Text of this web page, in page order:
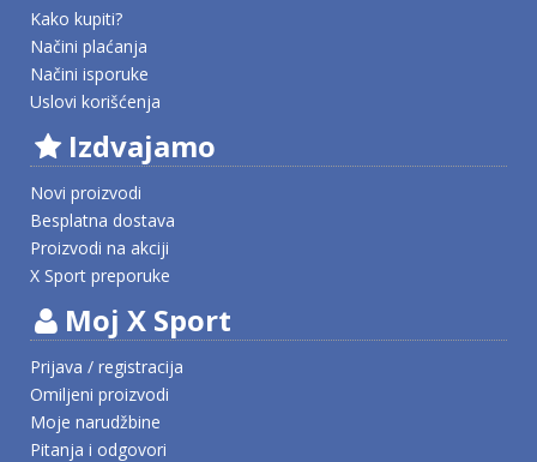
Kako kupiti?
Načini plaćanja
Načini isporuke
Uslovi korišćenja
Izdvajamo
Novi proizvodi
Besplatna dostava
Proizvodi na akciji
X Sport preporuke
Moj X Sport
Prijava / registracija
Omiljeni proizvodi
Moje narudžbine
Pitanja i odgovori